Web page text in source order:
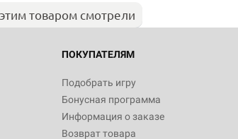
товаром смотрели
ПОКУПАТЕЛЯМ
Подобрать игру
Бонусная программа
Информация о заказе
Возврат товара